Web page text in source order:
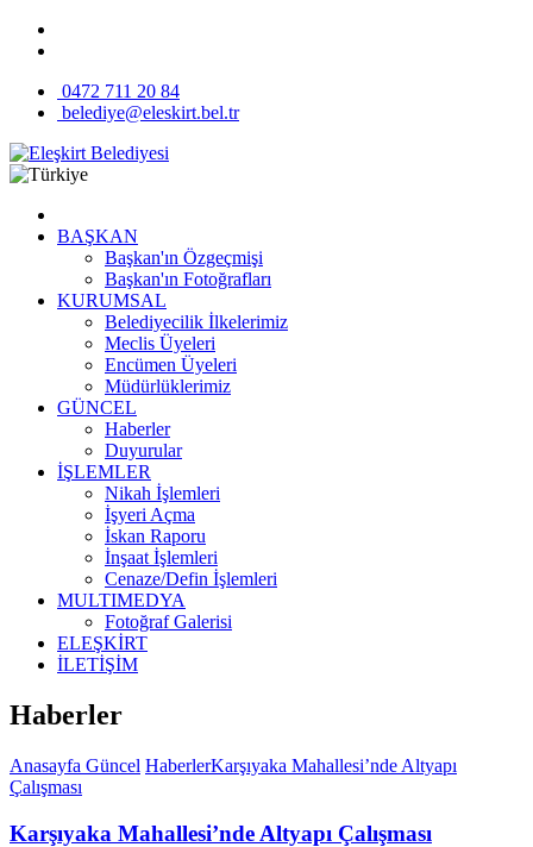
0472 711 20 84
belediye@eleskirt.bel.tr
BAŞKAN
Başkan'ın Özgeçmişi
Başkan'ın Fotoğrafları
KURUMSAL
Belediyecilik İlkelerimiz
Meclis Üyeleri
Encümen Üyeleri
Müdürlüklerimiz
GÜNCEL
Haberler
Duyurular
İŞLEMLER
Nikah İşlemleri
İşyeri Açma
İskan Raporu
İnşaat İşlemleri
Cenaze/Defin İşlemleri
MULTIMEDYA
Fotoğraf Galerisi
ELEŞKİRT
İLETİŞİM
Haberler
Anasayfa Güncel HaberlerKarşıyaka Mahallesi’nde Altyapı
Çalışması
Karşıyaka Mahallesi’nde Altyapı Çalışması